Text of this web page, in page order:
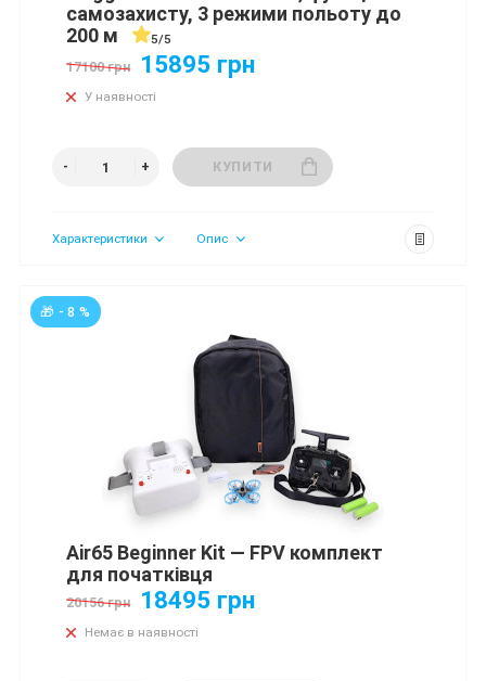
самозахисту, 3 режими польоту до
200 м
5/5
17100 грн 15895 грн
У наявності
КУПИТИ
Характеристики Опис
🎁 - 8 %
Air65 Beginner Kit — FPV комплект
для початківця
20156 грн 18495 грн
Немає в наявності